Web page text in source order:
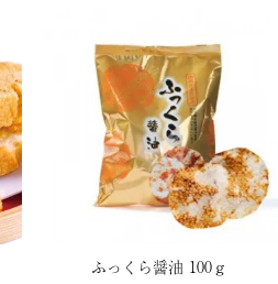
ふっくら醤油 100ｇ